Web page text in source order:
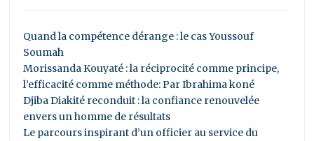
Quand la compétence dérange : le cas Youssouf
Soumah
Morissanda Kouyaté : la réciprocité comme principe,
l’efficacité comme méthode: Par Ibrahima koné
Djiba Diakité reconduit : la confiance renouvelée
envers un homme de résultats
Le parcours inspirant d’un officier au service du